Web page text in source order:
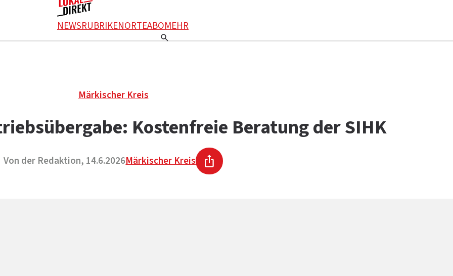
NEWSRUBRIKENORTEABOMEHR
Märkischer Kreis
Kostenfreie Beratung der SIHK
Von der Redaktion, 14.6.2026Märkischer Kreis